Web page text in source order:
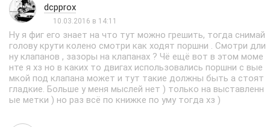
dcpprox
10.03.2016 в 14:11
Ну я фиг его знает на что тут можно грешить, тогда снимай
голову крути колено смотри как ходят поршни . Смотри дли
ну клапанов , зазоры на клапанах ? Чё ещё вот в этом моме
нте я хз но в каких то двигах использовались поршни с вые
мкой под клапана может и тут такие должны быть а стоят
гладкие. Больше у меня мыслей нет ) только на выставленн
ые метки ) но раз всё по книжке по уму тогда хз )